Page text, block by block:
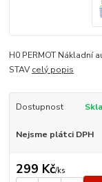
H0 PERMOT Nákladní
STAVcelý popis
Dostupnost
Nejsme plátci DPH
299 Kč/ks